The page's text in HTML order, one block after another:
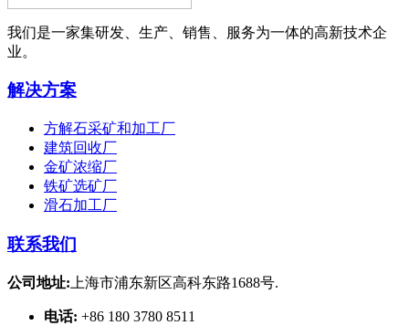
我们是一家集研发、生产、销售、服务为一体的高新技术企
业。
解决方案
方解石采矿和加工厂
建筑回收厂
金矿浓缩厂
铁矿选矿厂
滑石加工厂
联系我们
公司地址: 上海市浦东新区高科东路1688号.
电话: +86 180 3780 8511